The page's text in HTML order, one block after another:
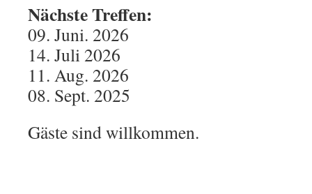
Nächste Treffen:
09. Juni. 2026
14. Juli 2026
11. Aug. 2026
08. Sept. 2025
Gäste sind willkommen.